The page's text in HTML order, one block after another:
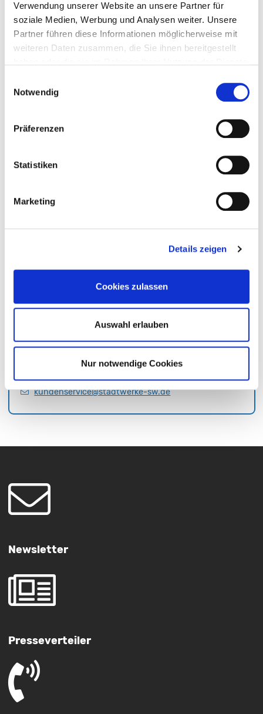
Verwendung unserer Website an unsere Partner für
soziale Medien, Werbung und Analysen weiter. Unsere
Partner führen diese Informationen möglicherweise mit
weiteren Daten zusammen, die Sie ihnen bereitgestellt
Notwendig
Präferenzen
Statistiken
Marketing
Details zeigen
Cookies zulassen
Auswahl erlauben
Nur notwendige Cookies
Ihr Ansprechpartner
Kundencenter der Stadtwerke
Schweinfurt
kundenservice@stadtwerke-sw.de
Newsletter
Presseverteiler